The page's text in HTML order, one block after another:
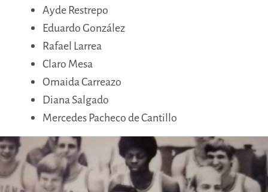
Ayde Restrepo
Eduardo González
Rafael Larrea
Claro Mesa
Omaida Carreazo
Diana Salgado
Mercedes Pacheco de Cantillo